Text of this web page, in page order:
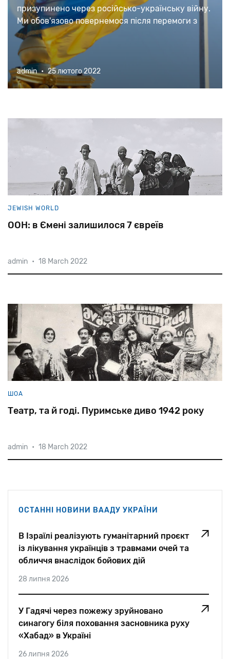
призупинено через російсько-українську війну.
Ми обов'язово повернемося після перемоги з
новими текстами та матеріалами.
admin • 25 лютого 2022
JEWISH WORLD
ООН: в Ємені залишилося 7 євреїв
admin • 18 March 2022
ШОА
Театр, та й годі. Пуримське диво 1942 року
admin • 18 March 2022
ОСТАННІ НОВИНИ ВААДУ УКРАЇНИ
В Ізраїлі реалізують гуманітарний проєкт
із лікування українців з травмами очей та
обличчя внаслідок бойових дій
28 липня 2026
У Гадячі через пожежу зруйновано
синагогу біля поховання засновника руху
«Хабад» в Україні
26 липня 2026